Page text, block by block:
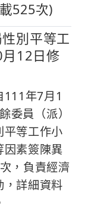
525次)
別平等工
12日修
111年7月1
委員（派）
平等工作小
因素簽陳異
，負責經濟
，詳細資料